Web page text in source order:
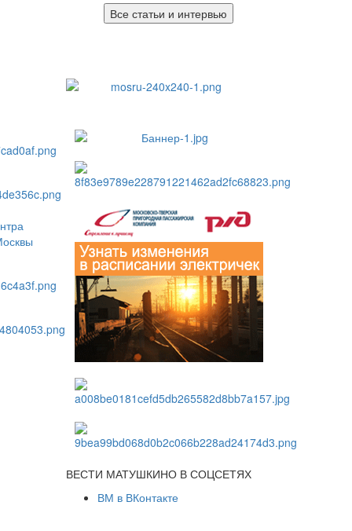
Все статьи и интервью
ВЕСТИ МАТУШКИНО В СОЦСЕТЯХ
ВМ в ВКонтакте